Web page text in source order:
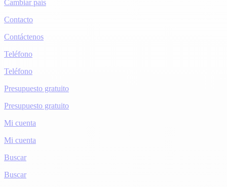
Cambiar país
Contacto
Contáctenos
Teléfono
Teléfono
Presupuesto gratuito
Presupuesto gratuito
Mi cuenta
Mi cuenta
Buscar
Buscar